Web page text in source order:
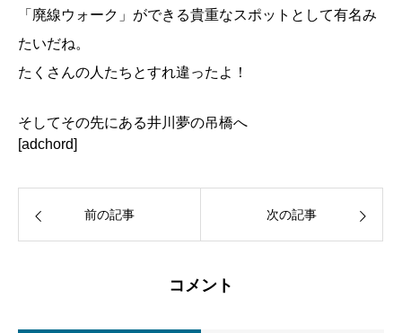
「廃線ウォーク」ができる貴重なスポットとして有名み
たいだね。
たくさんの人たちとすれ違ったよ！
そしてその先にある井川夢の吊橋へ
[adchord]
前の記事 次の記事
コメント